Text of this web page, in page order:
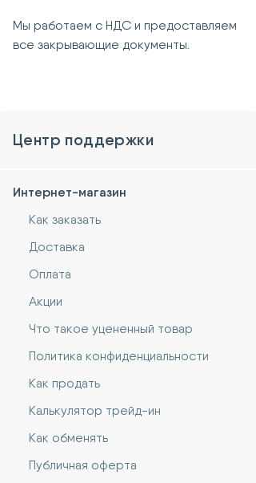
Мы работаем с НДС и предоставляем
все закрывающие документы.
Центр поддержки
Интернет-магазин
Как заказать
Доставка
Оплата
Акции
Что такое уцененный товар
Политика конфиденциальности
Как продать
Калькулятор трейд-ин
Как обменять
Публичная оферта